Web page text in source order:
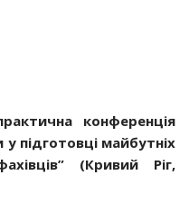
конференція
у підготовці майбутніх
(Кривий Ріг,